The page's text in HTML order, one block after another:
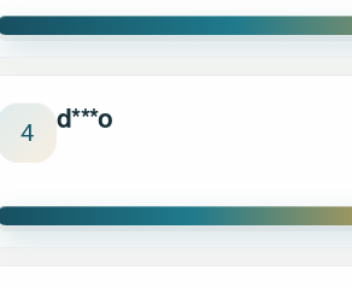
4 d***o